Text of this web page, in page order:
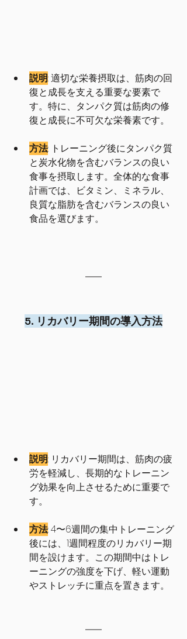
説明: 適切な栄養摂取は、筋肉の回
復と成長を支える重要な要素で
す。特に、タンパク質は筋肉の修
復と成長に不可欠な栄養素です。
方法: トレーニング後にタンパク質
と炭水化物を含むバランスの良い
食事を摂取します。全体的な食事
計画では、ビタミン、ミネラル、
良質な脂肪を含むバランスの良い
食品を選びます。
5. リカバリー期間の導入方法
説明: リカバリー期間は、筋肉の疲
労を軽減し、長期的なトレーニン
グ効果を向上させるために重要で
す。
方法: 4〜6週間の集中トレーニング
後には、1週間程度のリカバリー期
間を設けます。この期間中はトレ
ーニングの強度を下げ、軽い運動
やストレッチに重点を置きます。